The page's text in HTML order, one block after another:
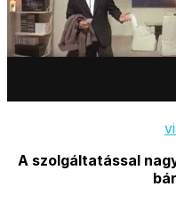
A szolgáltatással